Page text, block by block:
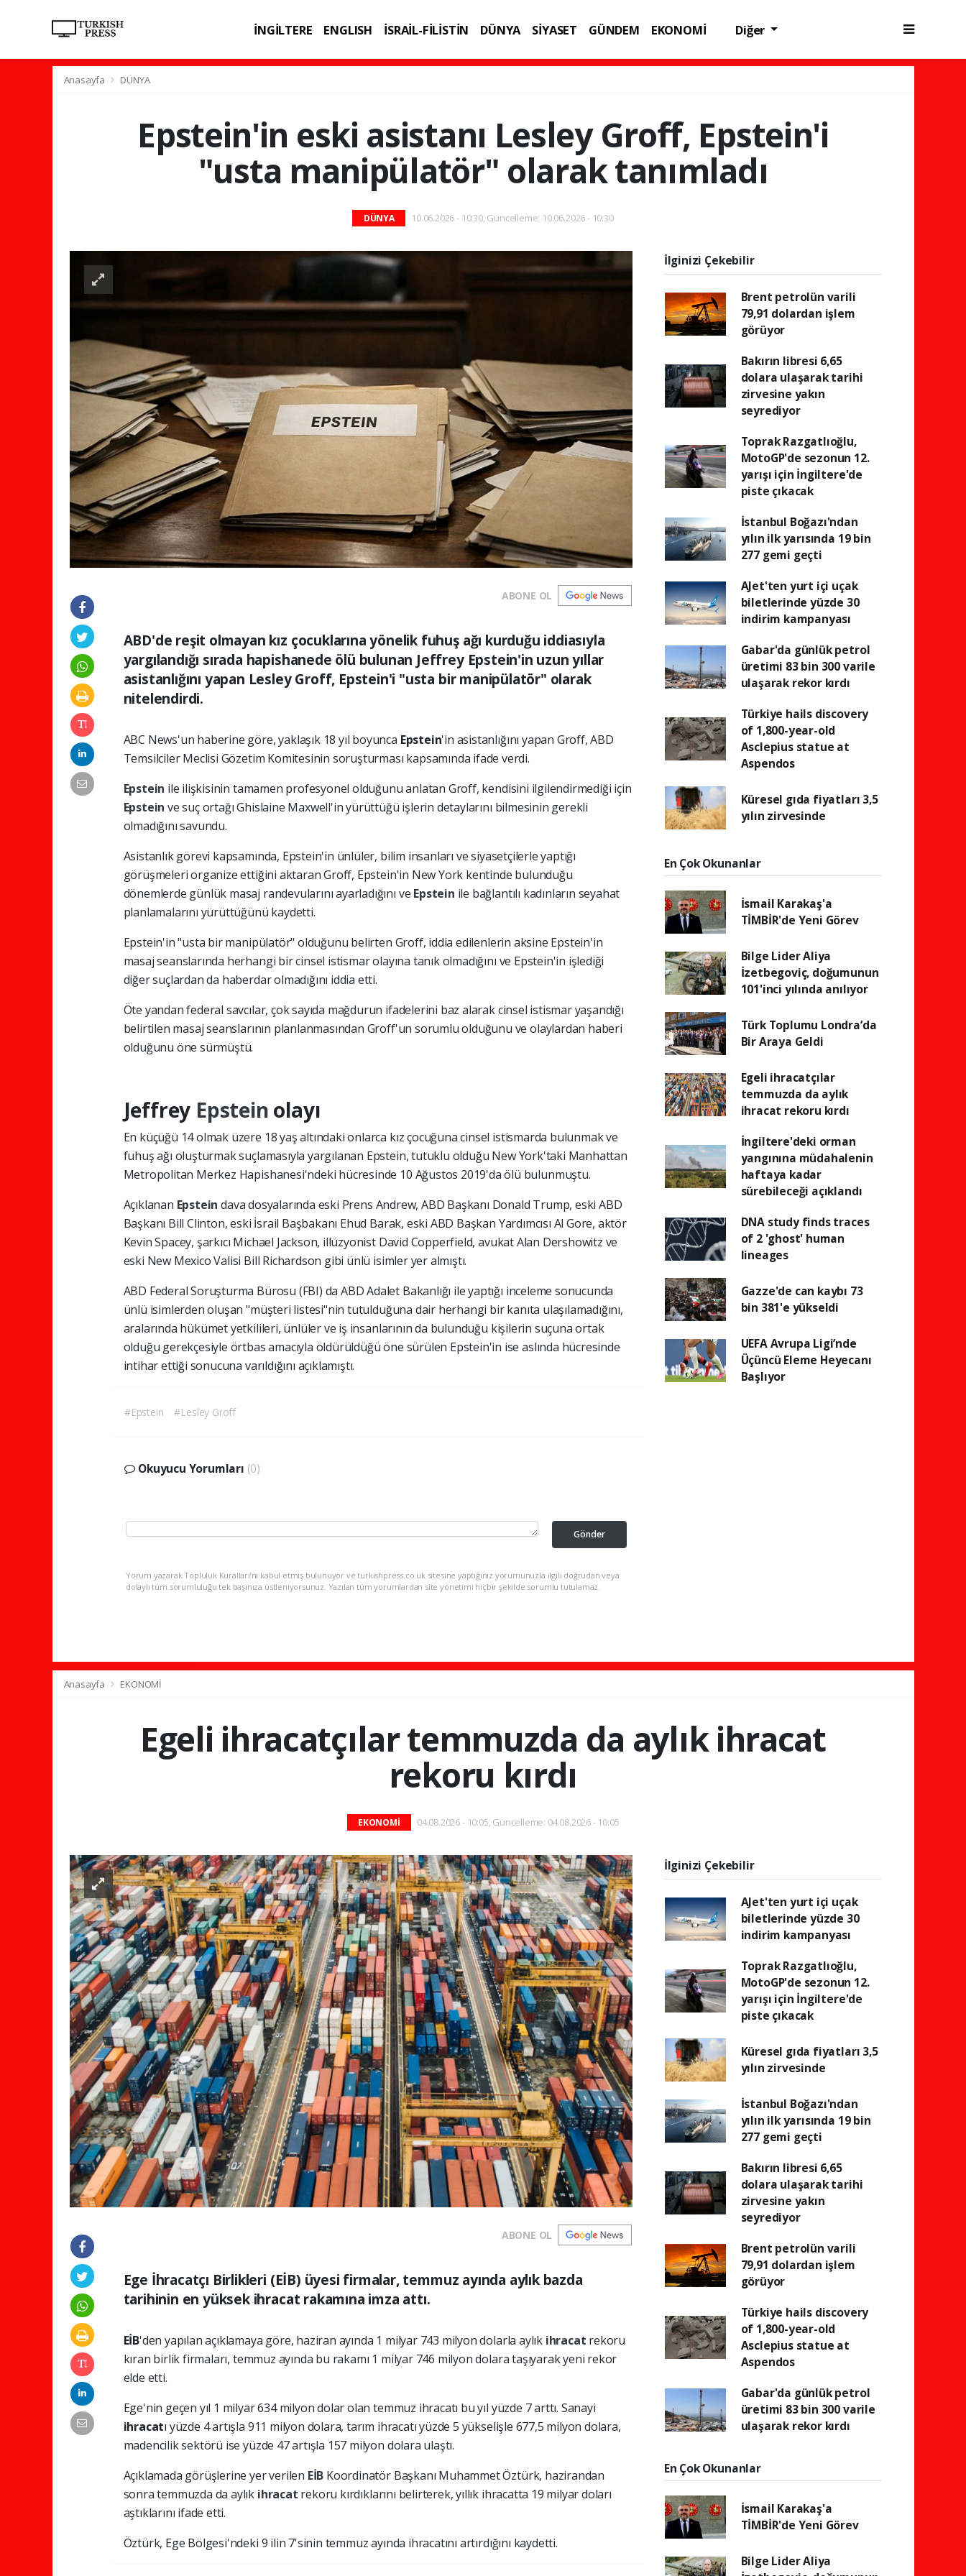
İNGİLTERE ENGLISH İSRAİL-FİLİSTİN DÜNYA SİYASET GÜNDEM
EKONOMİ
Diğer
Anasayfa DÜNYA
Epstein'in eski asistanı Lesley Groff, Epstein'i
"usta manipülatör" olarak tanımladı
DÜNYA 10.06.2026 - 10:30, Güncelleme: 10.06.2026 - 10:30
ABONE OL
ABD'de reşit olmayan kız çocuklarına yönelik fuhuş ağı kurduğu iddiasıyla
yargılandığı sırada hapishanede ölü bulunan Jeffrey Epstein'in uzun yıllar
asistanlığını yapan Lesley Groff, Epstein'i "usta bir manipülatör" olarak
nitelendirdi.
ABC News'un haberine göre, yaklaşık 18 yıl boyunca Epstein'in asistanlığını yapan Groff, ABD
Temsilciler Meclisi Gözetim Komitesinin soruşturması kapsamında ifade verdi.
Epstein ile ilişkisinin tamamen profesyonel olduğunu anlatan Groff, kendisini ilgilendirmediği için
Epstein ve suç ortağı Ghislaine Maxwell'in yürüttüğü işlerin detaylarını bilmesinin gerekli
olmadığını savundu.
Asistanlık görevi kapsamında, Epstein'in ünlüler, bilim insanları ve siyasetçilerle yaptığı
görüşmeleri organize ettiğini aktaran Groff, Epstein'in New York kentinde bulunduğu
dönemlerde günlük masaj randevularını ayarladığını ve Epstein ile bağlantılı kadınların seyahat
planlamalarını yürüttüğünü kaydetti.
Epstein'in "usta bir manipülatör" olduğunu belirten Groff, iddia edilenlerin aksine Epstein'in
masaj seanslarında herhangi bir cinsel istismar olayına tanık olmadığını ve Epstein'in işlediği
diğer suçlardan da haberdar olmadığını iddia etti.
Öte yandan federal savcılar, çok sayıda mağdurun ifadelerini baz alarak cinsel istismar yaşandığı
belirtilen masaj seanslarının planlanmasından Groff'un sorumlu olduğunu ve olaylardan haberi
olduğunu öne sürmüştü.
Jeffrey Epstein olayı
En küçüğü 14 olmak üzere 18 yaş altındaki onlarca kız çocuğuna cinsel istismarda bulunmak ve
fuhuş ağı oluşturmak suçlamasıyla yargılanan Epstein, tutuklu olduğu New York'taki ​​​Manhattan
Metropolitan Merkez Hapishanesi'ndeki hücresinde 10 Ağustos 2019'da ölü bulunmuştu.
Açıklanan Epsteindava dosyalarında eski Prens Andrew, ABD Başkanı Donald Trump, eski ABD
Başkanı Bill Clinton, eski İsrail Başbakanı Ehud Barak, eski ABD Başkan Yardımcısı Al Gore, aktör
Kevin Spacey, şarkıcı Michael Jackson, illüzyonist David Copperfield, avukat Alan Dershowitz ve
eski New Mexico Valisi Bill Richardson gibi ünlü isimler yer almıştı.
ABD Federal Soruşturma Bürosu (FBI) da ABD Adalet Bakanlığı ile yaptığı inceleme sonucunda
ünlü isimlerden oluşan "müşteri listesi"nin tutulduğuna dair herhangi bir kanıta ulaşılamadığını,
aralarında hükümet yetkilileri, ünlüler ve iş insanlarının da bulunduğu kişilerin suçuna ortak
olduğu gerekçesiyle örtbas amacıyla öldürüldüğü öne sürülen Epstein'in ise aslında hücresinde
intihar ettiği sonucuna varıldığını açıklamıştı.
#Epstein #Lesley Groff
Okuyucu Yorumları (0)
Gönder
Yorum yazarak Topluluk Kuralları’nı kabul etmiş bulunuyor ve turkishpress.co.uk sitesine yaptığınız yorumunuzla ilgili doğrudan veya
dolaylı tüm sorumluluğu tek başınıza üstleniyorsunuz. Yazılan tüm yorumlardan site yönetimi hiçbir şekilde sorumlu tutulamaz.
İlginizi Çekebilir
Brent petrolün varili
79,91 dolardan işlem
görüyor
Bakırın libresi 6,65
dolara ulaşarak tarihi
zirvesine yakın
seyrediyor
Toprak Razgatlıoğlu,
MotoGP'de sezonun 12.
yarışı için İngiltere'de
piste çıkacak
İstanbul Boğazı'ndan
yılın ilk yarısında 19 bin
277 gemi geçti
AJet'ten yurt içi uçak
biletlerinde yüzde 30
indirim kampanyası
Gabar'da günlük petrol
üretimi 83 bin 300 varile
ulaşarak rekor kırdı
Türkiye hails discovery
of 1,800-year-old
Asclepius statue at
Aspendos
Küresel gıda fiyatları 3,5
yılın zirvesinde
En Çok Okunanlar
İsmail Karakaş'a
TİMBİR'de Yeni Görev
Bilge Lider Aliya
İzetbegoviç, doğumunun
101'inci yılında anılıyor
Türk Toplumu Londra’da
Bir Araya Geldi
Egeli ihracatçılar
temmuzda da aylık
ihracat rekoru kırdı
İngiltere'deki orman
yangınına müdahalenin
haftaya kadar
sürebileceği açıklandı
DNA study finds traces
of 2 'ghost' human
lineages
Gazze'de can kaybı 73
bin 381'e yükseldi
UEFA Avrupa Ligi’nde
Üçüncü Eleme Heyecanı
Başlıyor
Anasayfa EKONOMİ
Egeli ihracatçılar temmuzda da aylık ihracat
rekoru kırdı
EKONOMİ 04.08.2026 - 10:05, Güncelleme: 04.08.2026 - 10:05
ABONE OL
Ege İhracatçı Birlikleri (EİB) üyesi firmalar, temmuz ayında aylık bazda
tarihinin en yüksek ihracat rakamına imza attı.
EİB'den yapılan açıklamaya göre, haziran ayında 1 milyar 743 milyon dolarla aylık ihracat rekoru
kıran birlik firmaları, temmuz ayında bu rakamı 1 milyar 746 milyon dolara taşıyarak yeni rekor
elde etti.
Ege'nin geçen yıl 1 milyar 634 milyon dolar olan temmuz ihracatı bu yıl yüzde 7 arttı. Sanayi
ihracatı yüzde 4 artışla 911 milyon dolara, tarım ihracatı yüzde 5 yükselişle 677,5 milyon dolara,
madencilik sektörü ise yüzde 47 artışla 157 milyon dolara ulaştı.
Açıklamada görüşlerine yer verilen EİB Koordinatör Başkanı Muhammet Öztürk, hazirandan
sonra temmuzda da aylık ihracat rekoru kırdıklarını belirterek, yıllık ihracatta 19 milyar doları
aştıklarını ifade etti.
Öztürk, Ege Bölgesi'ndeki 9 ilin 7'sinin temmuz ayında ihracatını artırdığını kaydetti.
İlginizi Çekebilir
AJet'ten yurt içi uçak
biletlerinde yüzde 30
indirim kampanyası
Toprak Razgatlıoğlu,
MotoGP'de sezonun 12.
yarışı için İngiltere'de
piste çıkacak
Küresel gıda fiyatları 3,5
yılın zirvesinde
İstanbul Boğazı'ndan
yılın ilk yarısında 19 bin
277 gemi geçti
Bakırın libresi 6,65
dolara ulaşarak tarihi
zirvesine yakın
seyrediyor
Brent petrolün varili
79,91 dolardan işlem
görüyor
Türkiye hails discovery
of 1,800-year-old
Asclepius statue at
Aspendos
Gabar'da günlük petrol
üretimi 83 bin 300 varile
ulaşarak rekor kırdı
En Çok Okunanlar
İsmail Karakaş'a
TİMBİR'de Yeni Görev
Bilge Lider Aliya